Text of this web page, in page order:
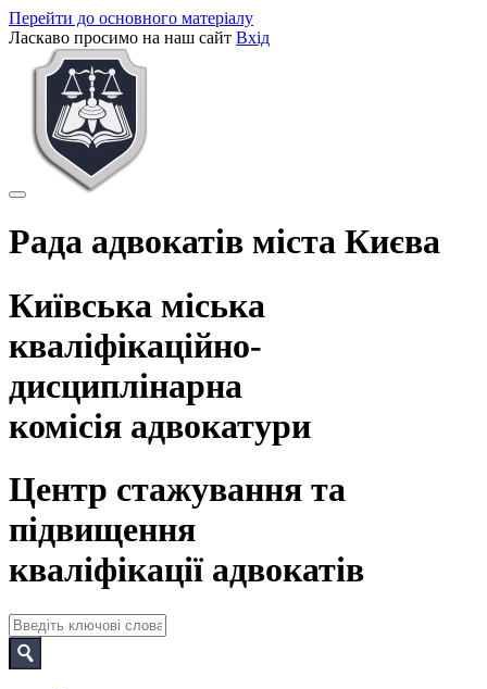
Перейти до основного матеріалу
Ласкаво просимо на наш сайт Вхід
Рада адвокатів міста Києва
Київська міська
кваліфікаційно-
дисциплінарна
комісія адвокатури
Центр стажування та
підвищення
кваліфікації адвокатів